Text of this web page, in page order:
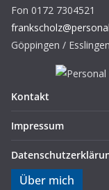
Fon 0172 7304521
Göppingen / Esslingen
Kontakt
Impressum
Über mich